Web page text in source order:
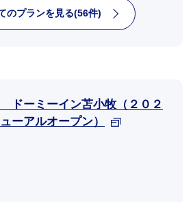
のプランを見る(56件)
ドーミーイン苫小牧（２０２
ーアルオープン）